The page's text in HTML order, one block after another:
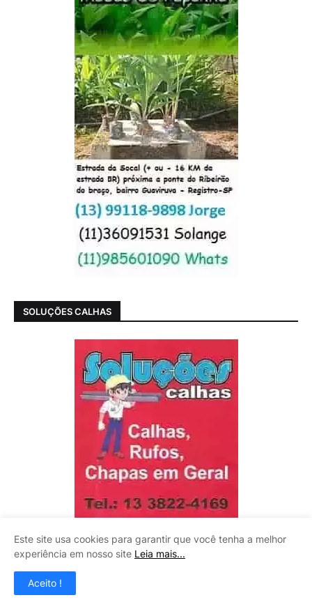
SOLUÇÕES CALHAS
Este site usa cookies para garantir que você tenha a melhor
experiência em nosso site Leia mais...
Aceito !